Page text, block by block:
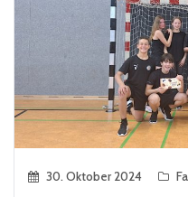
30. Oktober 2024